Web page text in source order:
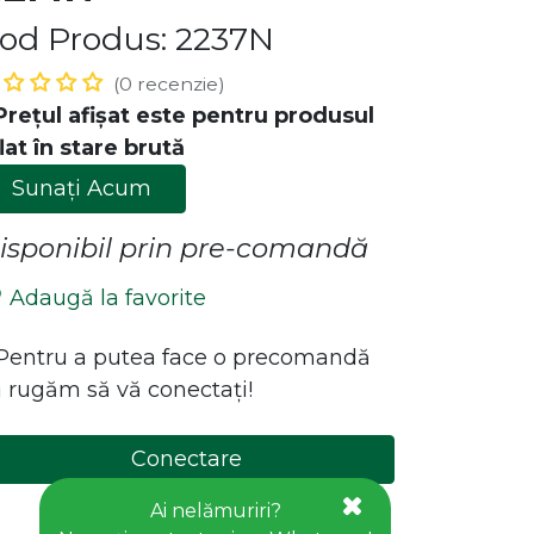
Produs: 2237N
(0 recenzie)
afișat este pentru produsul
în stare brută
Sunați Acum
prin pre-comandă
Adaugă la favorite
a putea face o precomandă
rugăm să vă conectați!
Conectare
Creați cont
legătura cu noi!
Contact
office@goldhouseconcept.ro
Ai nelămuriri?